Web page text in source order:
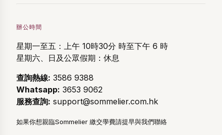
辦公時間
星期一至五：上午 10時30分 時至下午 6 時
星期六、日及公眾假期：休息
查詢熱線: 3586 9388
Whatsapp: 3653 9062
服務查詢: support@sommelier.com.hk
如果你想親臨Sommelier 繳交學費請提早與我們聯絡